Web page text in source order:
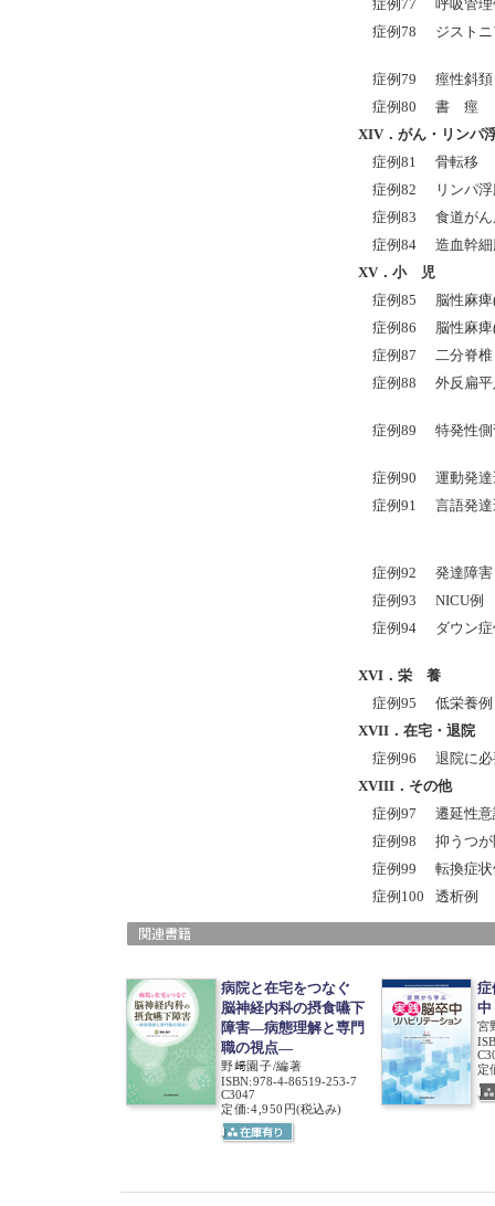
症例77
呼吸管
症例78
ジスト
症例79
痙性斜頚
症例80
書 痙
XIV．がん・リンパ
症例81
骨転移
症例82
リンパ
症例83
食道が
症例84
造血幹
XV．小 児
症例85
脳性麻
症例86
脳性麻
症例87
二分脊椎
症例88
外反扁
症例89 特発性
症例90
運動発
症例91
言語発
症例92
発達障害
症例93
NICU例
症例94
ダウン
XVI ．栄 養
症例95
低栄養例
XVII ．在宅・退院
症例96
退院に
XVIII ．その他
症例97
遷延性
症例98
抑うつ
症例99
転換症
症例100
透析例
病院と在宅をつなぐ
脳神経内科の摂食嚥下
障害―病態理解と専門
職の視点―
野﨑園子/編著
ISBN:978-4-86519-253-7
C3047
定価:4,950円(税込み)
症
中
宮
定